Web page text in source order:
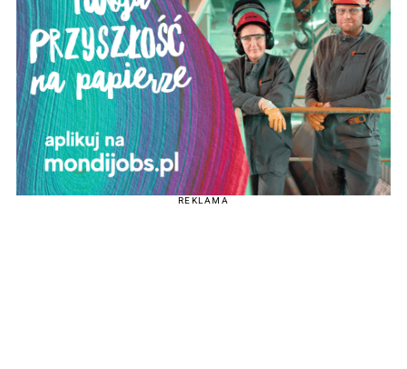
REKLAMA